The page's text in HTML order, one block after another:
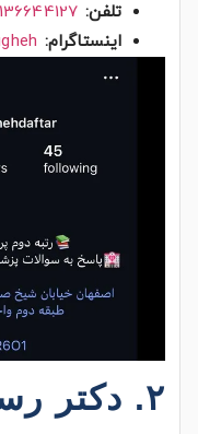
تلفن:
اینستاگرام:
۲. دکتر رسول توکلی‌کیا